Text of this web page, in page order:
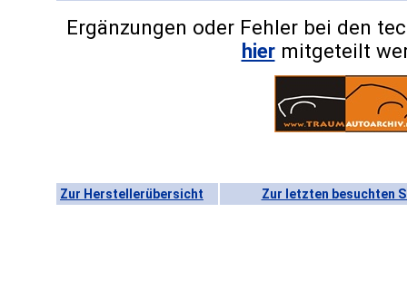
Ergänzungen oder Fehler bei den
hiermitgeteilt
Zur Herstellerübersicht Zur letzten besuchten